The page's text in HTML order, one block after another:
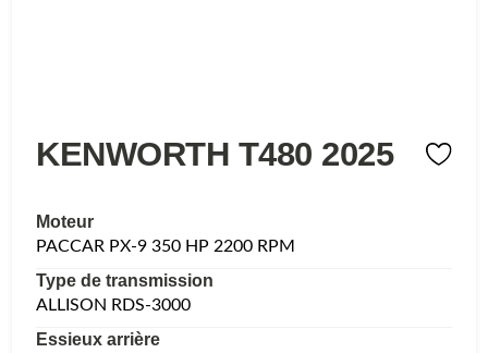
KENWORTH T480 2025
Moteur
PACCAR PX-9 350 HP 2200 RPM
Type de transmission
ALLISON RDS-3000
Essieux arrière